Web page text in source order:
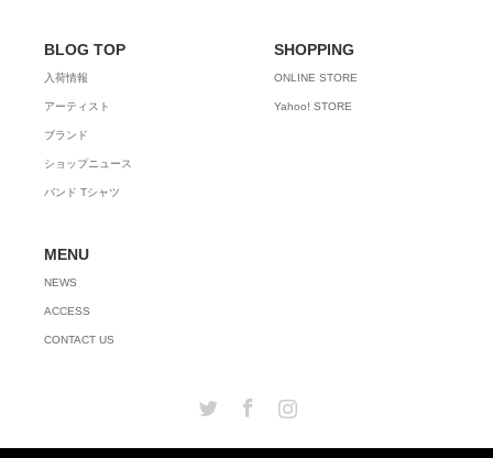
BLOG TOP
入荷情報
アーティスト
ブランド
ショップニュース
バンド Tシャツ
SHOPPING
ONLINE STORE
Yahoo! STORE
MENU
NEWS
ACCESS
CONTACT US
Twitter Facebook